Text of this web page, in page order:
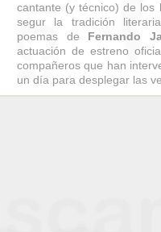
cantante (y técnico) de los
segur la tradición
poemas de Fernando
actuación de estreno
compañeros que han
un día para desplegar las